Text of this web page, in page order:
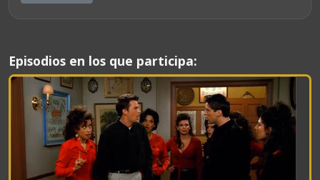
Episodios en los que participa: